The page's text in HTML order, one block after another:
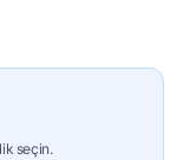
seçin.